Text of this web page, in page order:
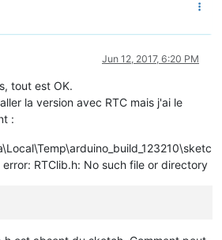
Jun 12, 2017, 6:20 PM
tout est OK.
la version avec RTC mais j'ai le
:
RTClib.h: No such file or directory